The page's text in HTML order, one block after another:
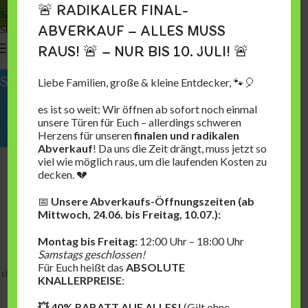
Skip to navigation
Skip to main content
MENU
SHOPPING CART
Dein Warenkorb ist gegenwärtig
Before proceed to checkout you must add some products to your
shopping cart.You will find a lot of interesting products on our "Shop"
🚨 RADIKALER FINAL-
ABVERKAUF – ALLES MUSS
RAUS! 🚨 – NUR BIS 10. JULI! 🚨
Liebe Familien, große & kleine Entdecker, 🐾🎈
es ist so weit: Wir öffnen ab sofort noch einmal
unsere Türen für Euch – allerdings schweren
Herzens für unserenfinalen und radikalen
Abverkauf! Da uns die Zeit drängt, muss jetzt so
viel wie möglich raus, um die laufenden Kosten zu
decken. 💔
📅 Unsere Abverkaufs-Öffnungszeiten (ab
Mittwoch, 24.06. bis Freitag, 10.07.):
Montag bis Freitag: 12:00 Uhr – 18:00 Uhr
Samstags geschlossen!
Für Euch heißt dasABSOLUTE
KNALLERPREISE: